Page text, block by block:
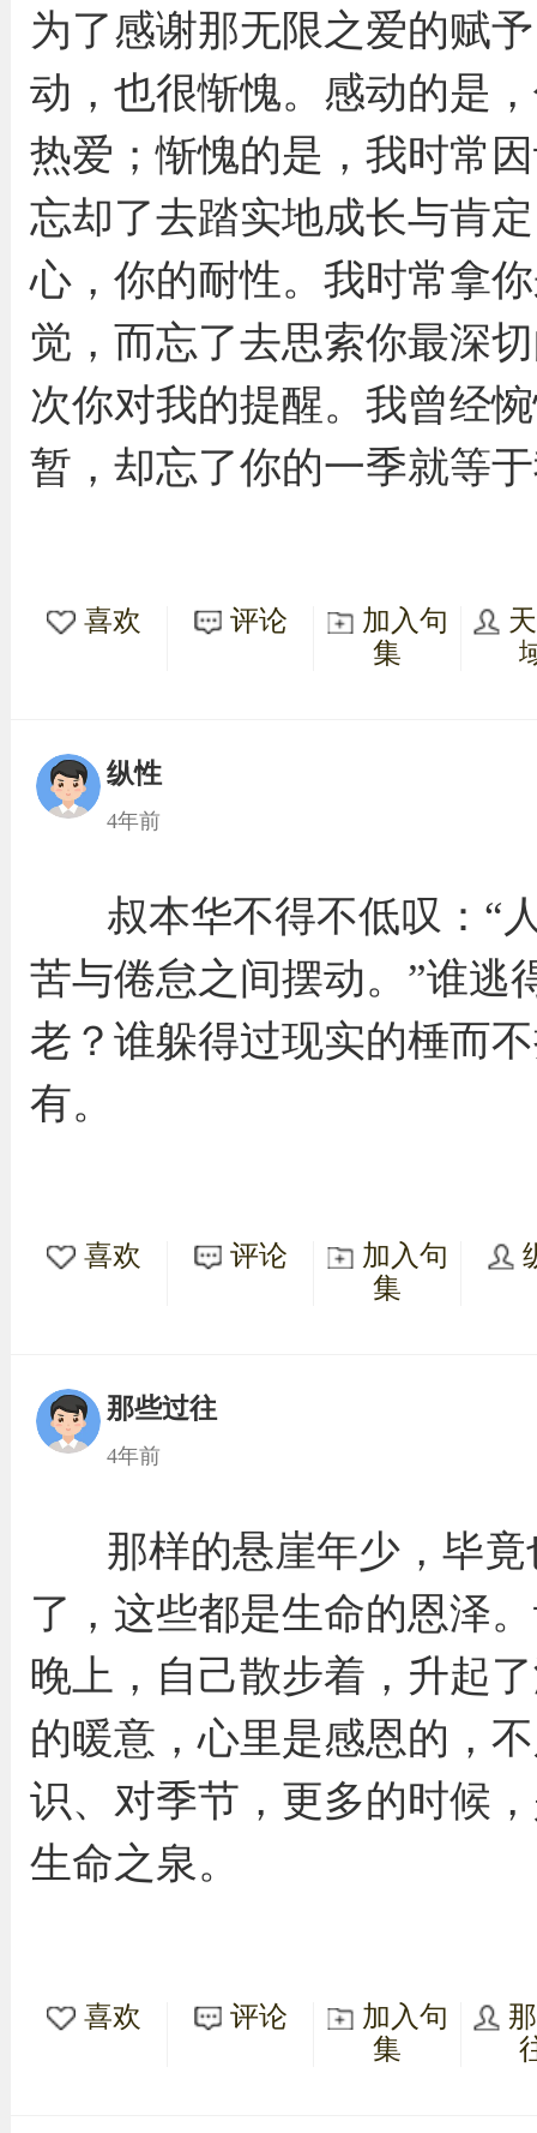
为了感谢那无限之爱的赋
动，也很惭愧。感动的是
热爱；惭愧的是，我时常
忘却了去踏实地成长与肯
心，你的耐性。我时常拿
觉，而忘了去思索你最深
次你对我的提醒。我曾经
暂，却忘了你的一季就等
喜欢 评论
加入句
集
纵性
4年前
叔本华不得不低叹：“
苦与倦怠之间摆动。”谁逃
老？谁躲得过现实的棰而
有。
喜欢 评论
加入句
集
那些过往
4年前
那样的悬崖年少，毕
了，这些都是生命的恩泽
晚上，自己散步着，升起
的暖意，心里是感恩的，
识、对季节，更多的时候
生命之泉。
喜欢 评论
加入句
集